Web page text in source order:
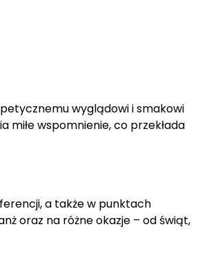
wyglądowi i smakowi
miłe wspomnienie, co przekłada
a także w punktach
oraz na różne okazje – od świąt,